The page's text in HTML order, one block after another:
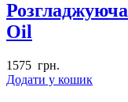
Oil
1575 грн.
Додати у кошик